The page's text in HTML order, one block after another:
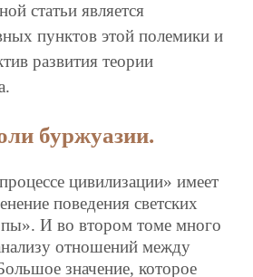
статьи является
пунктов этой полемики и
развития теории
буржуазии.
цивилизации» имеет
поведения светских
И во втором томе много
отношений между
значение, которое